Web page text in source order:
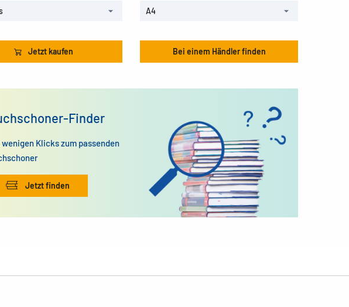
A4
Jetzt kaufen Bei einem Händler finden
Finder
wenigen Klicks zum passenden
Jetzt finden